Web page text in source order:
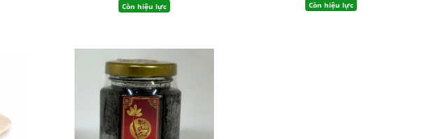
Còn hiệu lực Còn hiệu lực